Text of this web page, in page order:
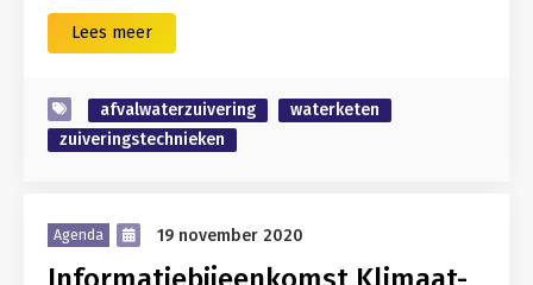
Lees meer
afvalwaterzuivering
waterketen
zuiveringstechnieken
Agenda 19 november 2020